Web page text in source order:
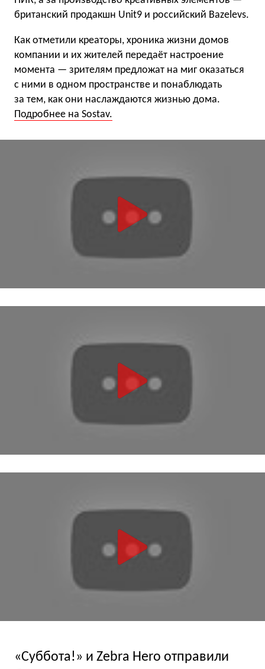
британский продакшн Unit9 и российский Bazelevs.
Как отметили креаторы, хроника жизни домов
компании и их жителей передаёт настроение
момента — зрителям предложат на миг оказаться
с ними в одном пространстве и понаблюдать
за тем, как они наслаждаются жизнью дома.
Подробнее на Sostav.
«Суббота!» и Zebra Hero отправили